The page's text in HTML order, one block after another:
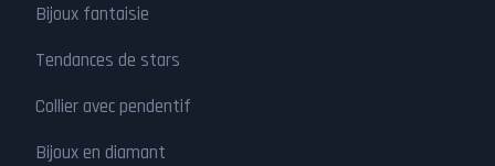
Bijoux fantaisie
Tendances de stars
Collier avec pendentif
Bijoux en diamant